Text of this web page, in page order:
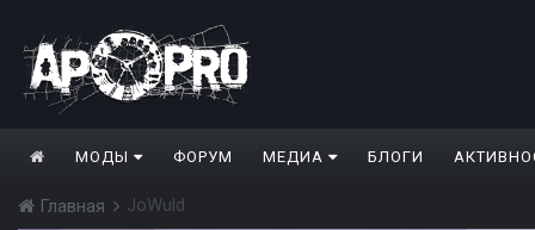
МОДЫ ФОРУМ МЕДИА БЛОГИ
Главная JoWuld